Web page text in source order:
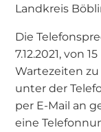
Landkreis
Die
7.12.2021, von
Wartezeiten
unter der
per E-Mail an
eine